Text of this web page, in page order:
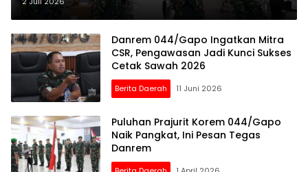
Danrem 044/Gapo Ingatkan Mitra
CSR, Pengawasan Jadi Kunci Sukses
Cetak Sawah 2026
Berita Daerah 11 Juni 2026
Puluhan Prajurit Korem 044/Gapo
Naik Pangkat, Ini Pesan Tegas
Danrem